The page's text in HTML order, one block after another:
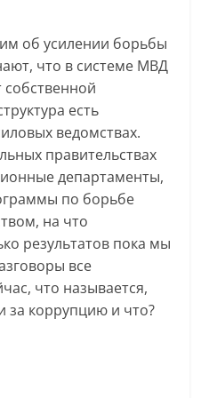
об усилении борьбы
что в системе МВД
собственной
есть
ведомствах.
правительствах
департаменты,
по борьбе
на что
результатов пока мы
все
что называется,
за коррупцию и что?